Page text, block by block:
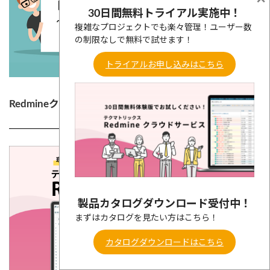
Redmineクラウドサービス
30日間無料トライアル実施中！
複雑なプロジェクトでも楽々管理！ユーザー数
の制限なしで無料で試せます！
トライアルお申し込みはこちら
製品カタログダウンロード受付中！
まずはカタログを見たい方はこちら！
カタログダウンロードはこちら